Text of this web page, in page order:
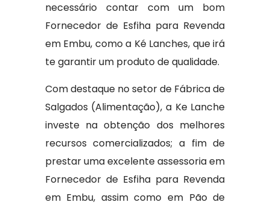
necessário contar com um bom
Fornecedor de Esfiha para Revenda
em Embu, como a Ké Lanches, que irá
te garantir um produto de qualidade.
Com destaque no setor de Fábrica de
Salgados (Alimentação), a Ke Lanche
investe na obtenção dos melhores
recursos comercializados; a fim de
prestar uma excelente assessoria em
Fornecedor de Esfiha para Revenda
em Embu, assim como em Pão de